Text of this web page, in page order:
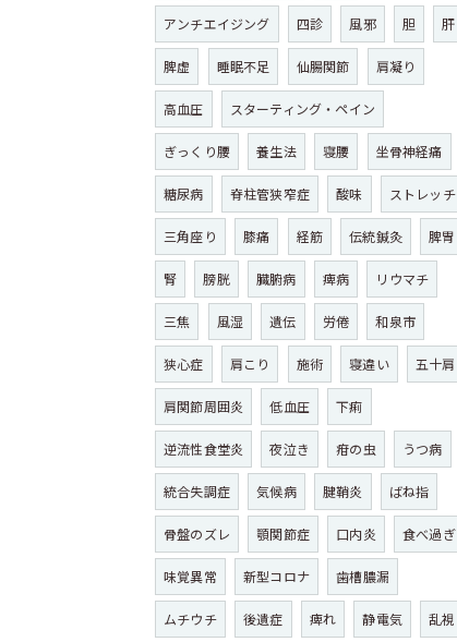
アンチエイジング 四診 風邪 胆 肝
脾虚 睡眠不足 仙腸関節 肩凝り
高血圧 スターティング・ペイン
ぎっくり腰 養生法 寝腰 坐骨神経痛
糖尿病 脊柱管狭窄症 酸味 ストレッチ
三角座り 膝痛 経筋 伝統鍼灸 脾胃
腎 膀胱 臓腑病 痺病 リウマチ
三焦 風湿 遺伝 労倦 和泉市
狭心症 肩こり 施術 寝違い 五十肩
肩関節周囲炎 低血圧 下痢
逆流性食堂炎 夜泣き 疳の虫 うつ病
統合失調症 気候病 腱鞘炎 ばね指
骨盤のズレ 顎関節症 口内炎 食べ過ぎ
味覚異常 新型コロナ 歯槽膿漏
ムチウチ 後遺症 痺れ 静電気 乱視